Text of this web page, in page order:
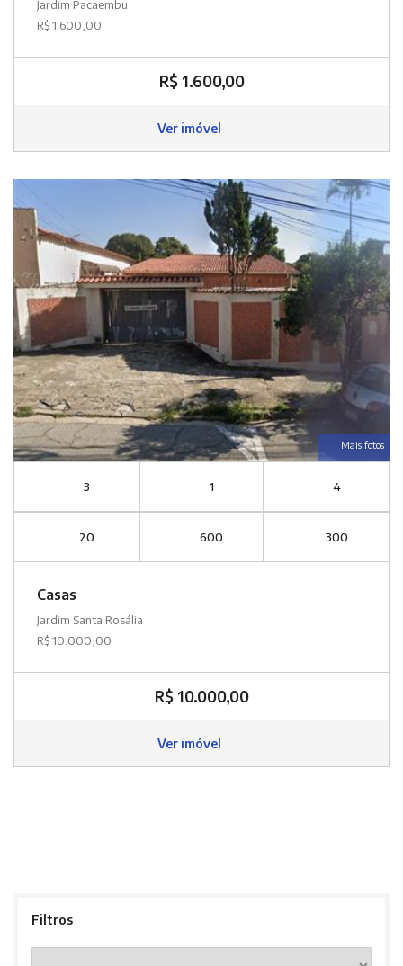
Jardim Pacaembu
R$ 1.600,00
R$ 1.600,00
Ver imóvel
Mais fotos
3 1 4
20 600 300
Casas
Jardim Santa Rosália
R$ 10.000,00
R$ 10.000,00
Ver imóvel
Filtros